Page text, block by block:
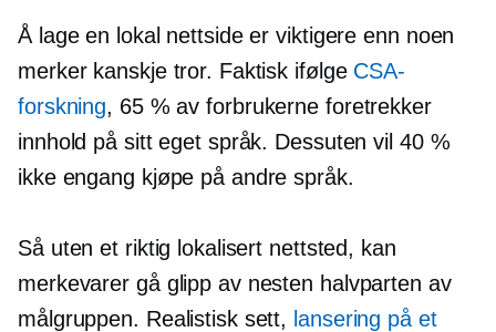
Å lage en lokal nettside er viktigere enn noen
merker kanskje tror. Faktisk ifølge CSA-
forskning, 65 % av forbrukerne foretrekker
innhold på sitt eget språk. Dessuten vil 40 %
ikke engang kjøpe på andre språk.
Så uten et riktig lokalisert nettsted, kan
merkevarer gå glipp av nesten halvparten av
målgruppen. Realistisk sett, lansering på et